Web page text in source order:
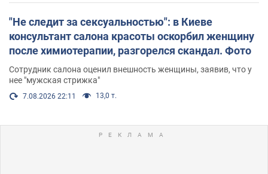
"Не следит за сексуальностью": в Киеве
консультант салона красоты оскорбил женщину
после химиотерапии, разгорелся скандал. Фото
Сотрудник салона оценил внешность женщины, заявив, что у
нее "мужская стрижка"
7.08.2026 22:11 13,0 т.